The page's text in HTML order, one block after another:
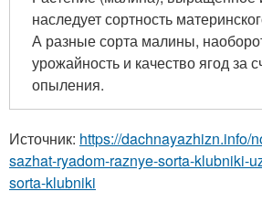
наследует сортность
А разные сорта малины,
урожайность и качество ягод за
опыления.
Источник: https://dachnayazhizn.info/
sazhat-ryadom-raznye-sorta-klubniki-
sorta-klubniki